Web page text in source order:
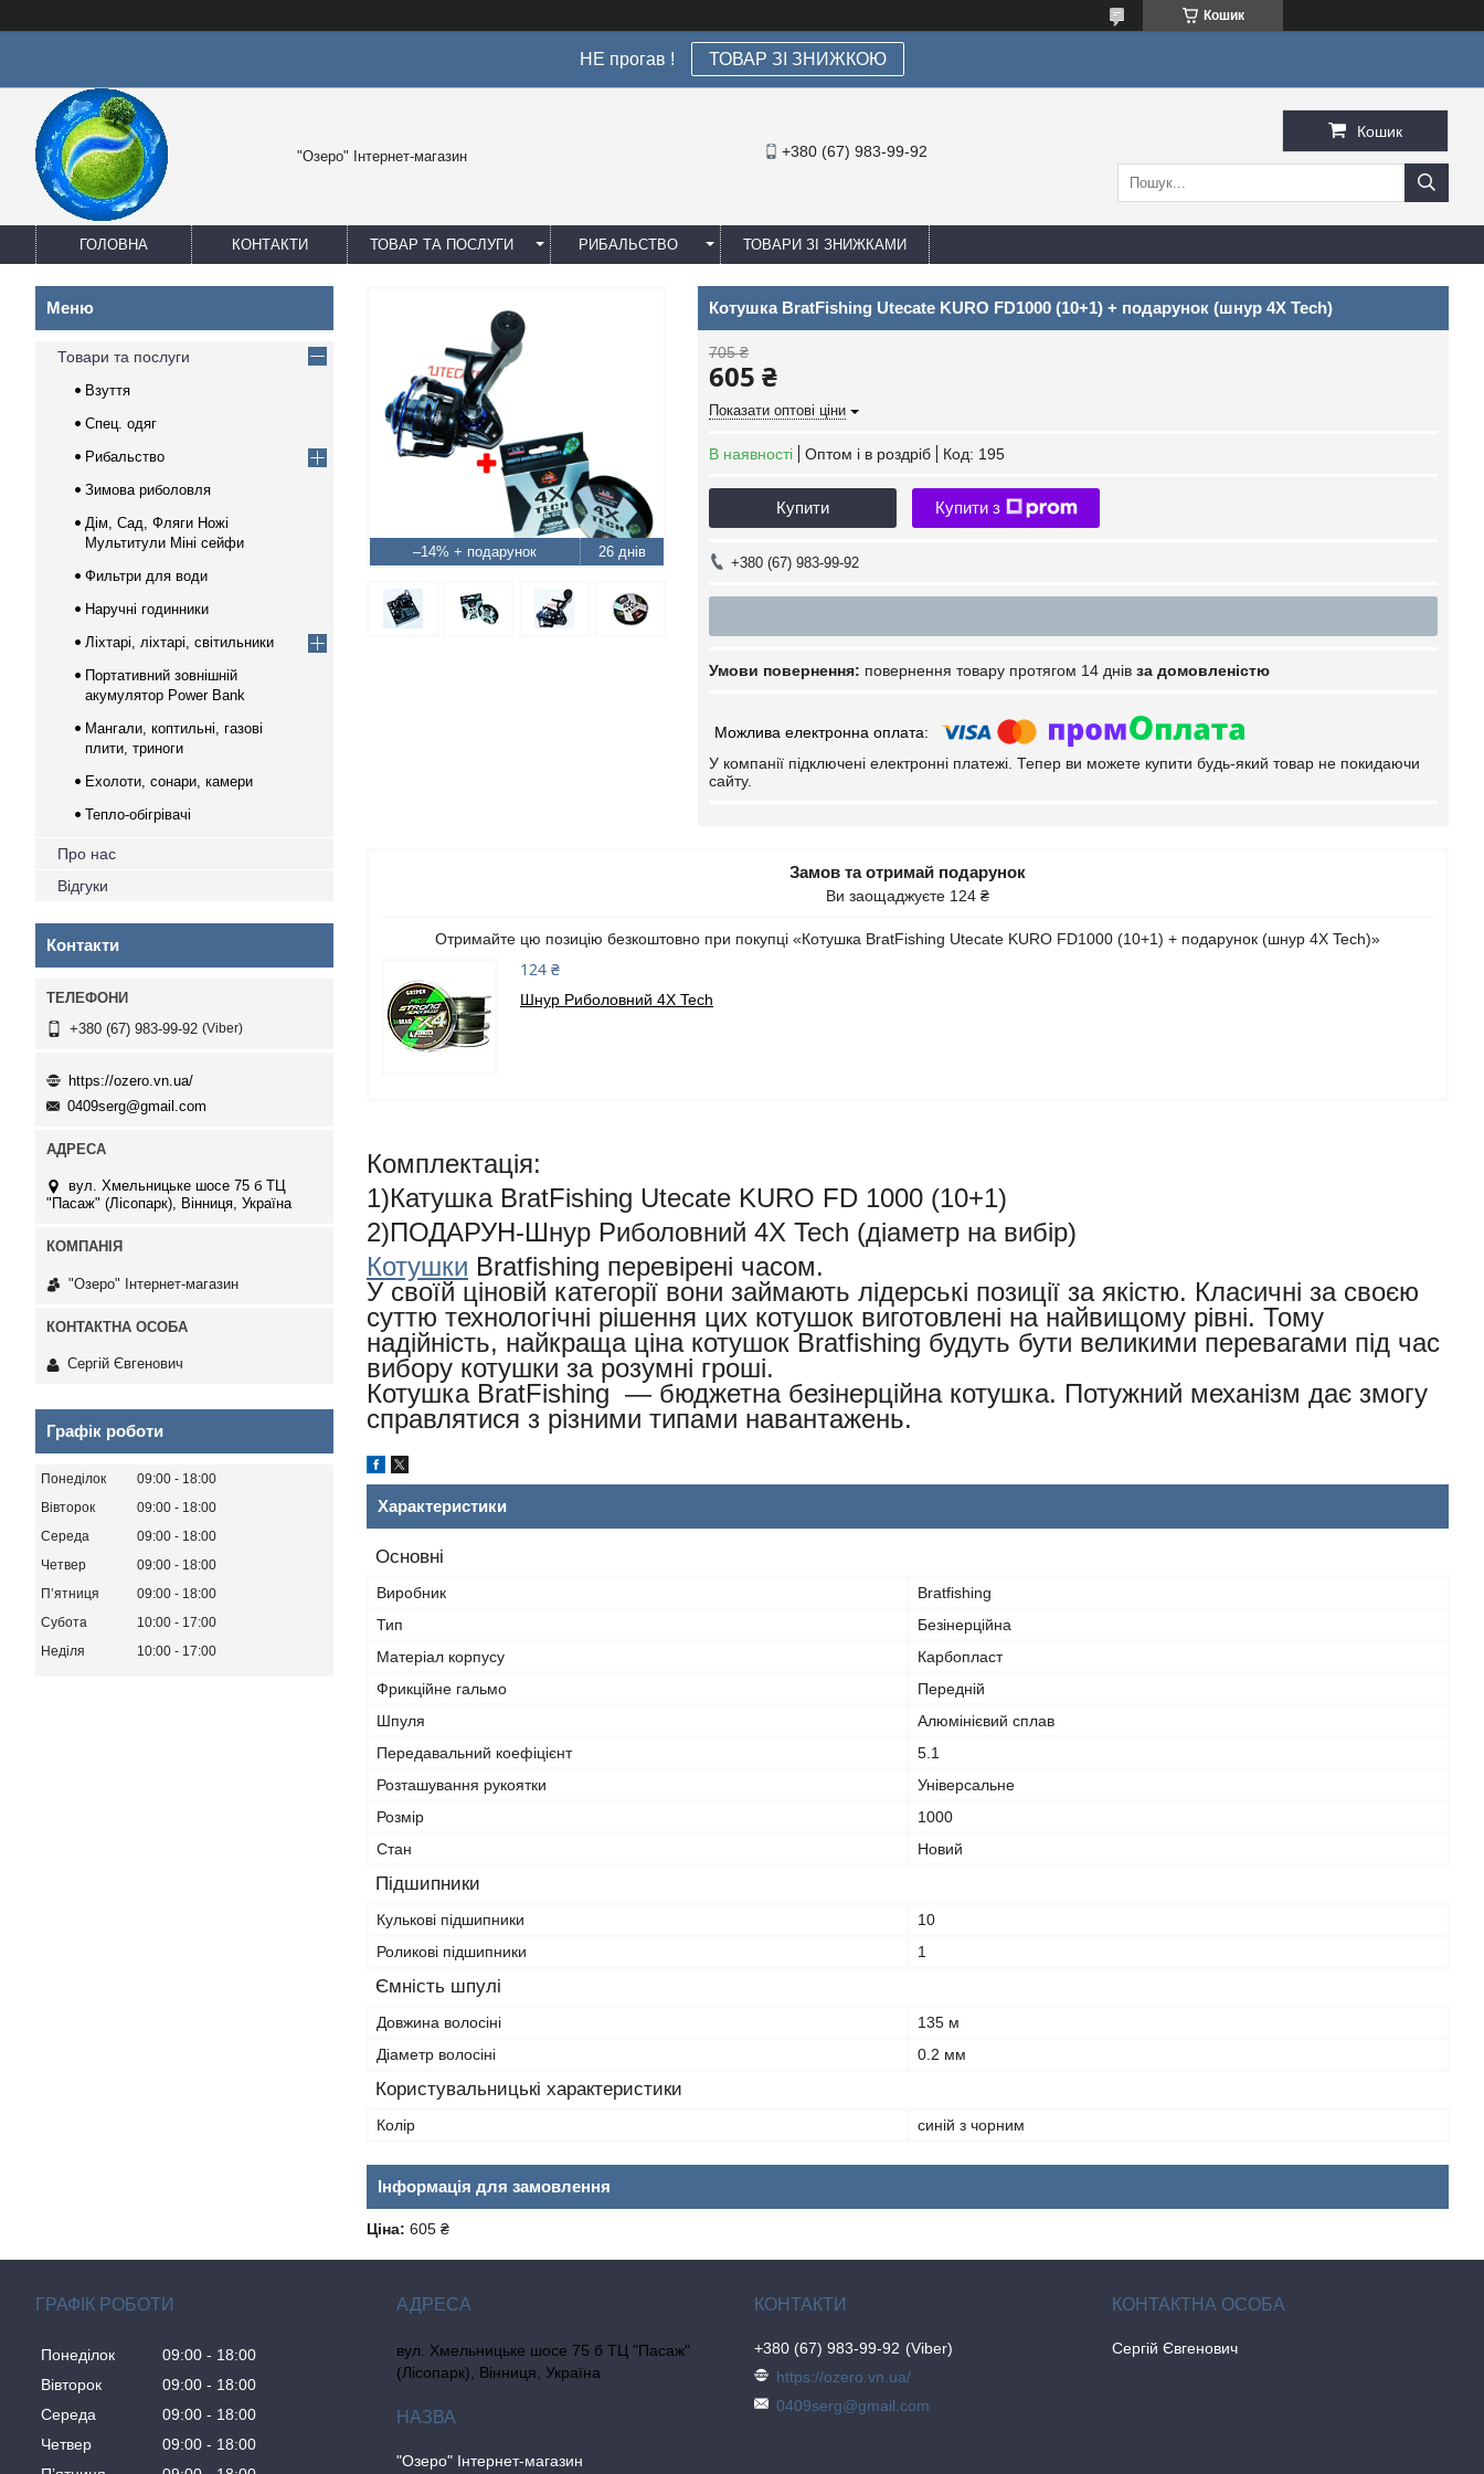
Кошик
НЕ прогав ! ТОВАР ЗІ ЗНИЖКОЮ
"Озеро" Інтернет-магазин +380 (67) 983-99-92
Кошик
ГОЛОВНА КОНТАКТИ ТОВАР ТА ПОСЛУГИ РИБАЛЬСТВО ТОВАРИ ЗІ ЗНИЖКАМИ
–14% 26 днів
Котушка BratFishing Utecate KURO FD1000 (10+1) + подарунок (шнур 4X Tech)
705 ₴
605 ₴
Показати оптові ціни
В наявності Оптом і в роздріб Код: 195
Купити Купити з
+380 (67) 983-99-92
повернення товару протягом 14 днів за домовленістю
У компанії підключені електронні платежі. Тепер ви можете купити будь-який товар не покидаючи
сайту.
Замов та отримай подарунок
Ви заощаджуєте 124 ₴
Отримайте цю позицію безкоштовно при покупці «Котушка BratFishing Utecate KURO FD1000 (10+1) + подарунок (шнур 4X Tech)»
124 ₴
Шнур Риболовний 4X Tech
Комплектація:
1)Катушка BratFishing Utecate KURO FD 1000 (10+1)
2)ПОДАРУН-Шнур Риболовний 4X Tech (діаметр на вибір)
Котушки Bratfishing перевірені часом.
У своїй ціновій категорії вони займають лідерські позиції за якістю. Класичні за своєю
суттю технологічні рішення цих котушок виготовлені на найвищому рівні. Тому
надійність, найкраща ціна котушок Bratfishing будуть бути великими перевагами під час
вибору котушки за розумні гроші.
Котушка BratFishing — бюджетна безінерційна котушка. Потужний механізм дає змогу
справлятися з різними типами навантажень.
Характеристики
Основні
Виробник
Bratfishing
Тип
Безінерційна
Матеріал корпусу
Карбопласт
Фрикційне гальмо
Передній
Шпуля
Алюмінієвий сплав
Передавальний коефіцієнт
5.1
Розташування рукоятки
Універсальне
Розмір
1000
Стан
Новий
Підшипники
Кулькові підшипники
10
Роликові підшипники
1
Ємність шпулі
Довжина волосіні
135 м
Діаметр волосіні
0.2 мм
Користувальницькі характеристики
Колір синій з чорним
Інформація для замовлення
Ціна: 605 ₴
Товари та послуги
Взуття
Спец. одяг
Рибальство
Зимова риболовля
Дім, Сад, Фляги Ножі
Мультитули Міні сейфи
Фильтри для води
Наручні годинники
Ліхтарі, ліхтарі, світильники
Портативний зовнішній
акумулятор Power Bank
Мангали, коптильні, газові
плити, триноги
Ехолоти, сонари, камери
Тепло-обігрівачі
Про нас
Відгуки
Контакти
+380 (67) 983-99-92 Viber
https://ozero.vn.ua/
0409serg@gmail.com
вул. Хмельницьке шосе 75 б ТЦ
"Пасаж" (Лісопарк), Вінниця, Україна
"Озеро" Інтернет-магазин
Сергій Євгенович
Графік роботи
Понеділок 09:00
18:00
Вівторок
09:00
18:00
Середа
09:00
18:00
Четвер
09:00
18:00
Пʼятниця
09:00
18:00
Субота
10:00
17:00
Неділя
10:00 17:00
ГРАФІК РОБОТИ
Понеділок 09:00
18:00
Вівторок
09:00
18:00
Середа
09:00
18:00
Четвер
09:00
18:00
вул. Хмельницьке шосе 75 б ТЦ "Пасаж"
(Лісопарк), Вінниця, Україна
"Озеро" Інтернет-магазин
+380 (67) 983-99-92
Viber
https://ozero.vn.ua/
0409serg@gmail.com
Сергій Євгенович